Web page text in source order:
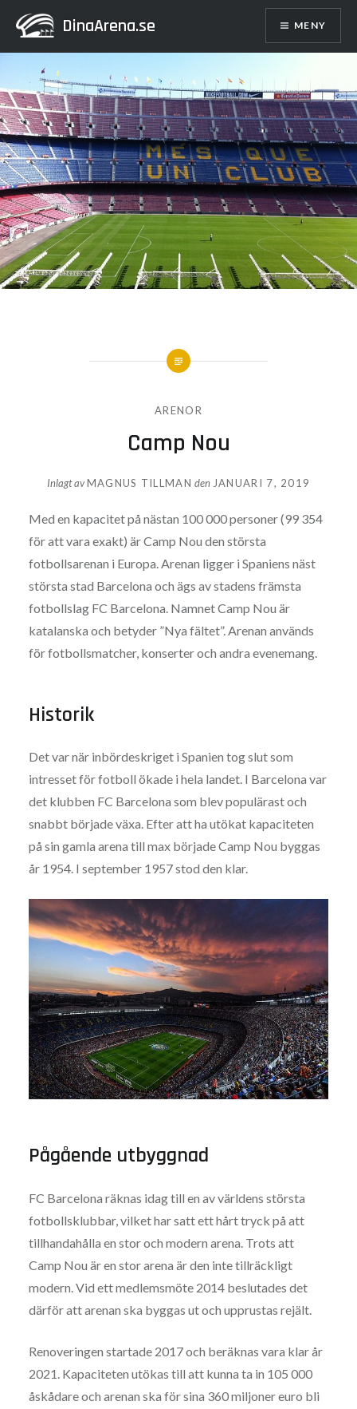
Hoppa
innehåll
DinaArena.se MENY
ARENOR
Camp Nou
Inlagt avMAGNUS TILLMAN den JANUARI 7, 2019
Med en kapacitet på nästan 100 000 personer (99 354
för att vara exakt) är Camp Nou den största
fotbollsarenan i Europa. Arenan ligger i Spaniens näst
största stad Barcelona och ägs av stadens främsta
fotbollslag FC Barcelona. Namnet Camp Nou är
katalanska och betyder ”Nya fältet”. Arenan används
för fotbollsmatcher, konserter och andra evenemang.
Historik
Det var när inbördeskriget i Spanien tog slut som
intresset för fotboll ökade i hela landet. I Barcelona var
det klubben FC Barcelona som blev populärast och
snabbt började växa. Efter att ha utökat kapaciteten
på sin gamla arena till max började Camp Nou byggas
år 1954. I september 1957 stod den klar.
Pågående utbyggnad
FC Barcelona räknas idag till en av världens största
fotbollsklubbar, vilket har satt ett hårt tryck på att
tillhandahålla en stor och modern arena. Trots att
Camp Nou är en stor arena är den inte tillräckligt
modern. Vid ett medlemsmöte 2014 beslutades det
därför att arenan ska byggas ut och upprustas rejält.
Renoveringen startade 2017 och beräknas vara klar år
2021. Kapaciteten utökas till att kunna ta in 105 000
åskådare och arenan ska för sina 360 miljoner euro bli